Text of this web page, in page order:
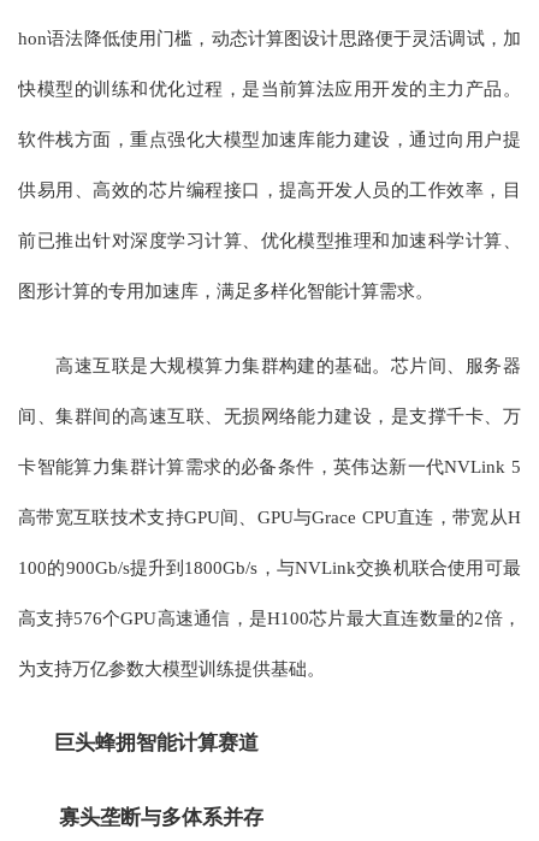
hon语法降低使用门槛，动态计算图设计思路便于灵活调试，加
快模型的训练和优化过程，是当前算法应用开发的主力产品。
软件栈方面，重点强化大模型加速库能力建设，通过向用户提
供易用、高效的芯片编程接口，提高开发人员的工作效率，目
前已推出针对深度学习计算、优化模型推理和加速科学计算、
图形计算的专用加速库，满足多样化智能计算需求。
高速互联是大规模算力集群构建的基础。芯片间、服务器
间、集群间的高速互联、无损网络能力建设，是支撑千卡、万
卡智能算力集群计算需求的必备条件，英伟达新一代NVLink 5
高带宽互联技术支持GPU间、GPU与Grace CPU直连，带宽从H
100的900Gb/s提升到1800Gb/s，与NVLink交换机联合使用可最
高支持576个GPU高速通信，是H100芯片最大直连数量的2倍，
为支持万亿参数大模型训练提供基础。
巨头蜂拥智能计算赛道
寡头垄断与多体系并存